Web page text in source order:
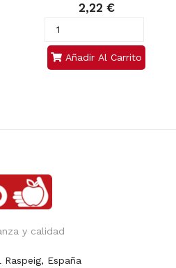
2,22 €
Añadir Al Carrito
y calidad
España